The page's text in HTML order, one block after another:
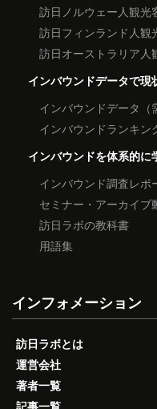
訪日ノルウェー人観光
訪日フィンランド人観
訪日オーストラリア人
インバウンドデータで現
インバウンドデータ（
インバウンドランキン
インバウンドを体系的に
インバウンド調査レポ
セミナー・アーカイブ
訪日ラボの教科書
用語集
インフォメーション
訪日ラボとは
運営会社
著者一覧